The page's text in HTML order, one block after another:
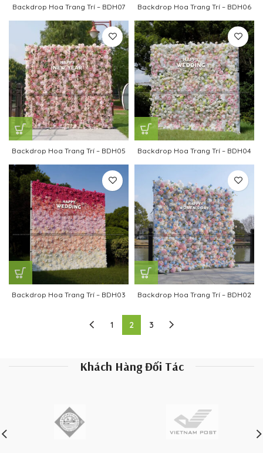
Backdrop Hoa Trang Trí – BDH07 Backdrop Hoa Trang Trí – BDH06
Backdrop Hoa Trang Trí – BDH05 Backdrop Hoa Trang Trí – BDH04
Backdrop Hoa Trang Trí – BDH03 Backdrop Hoa Trang Trí – BDH02
1 2 3
Khách Hàng Đối Tác